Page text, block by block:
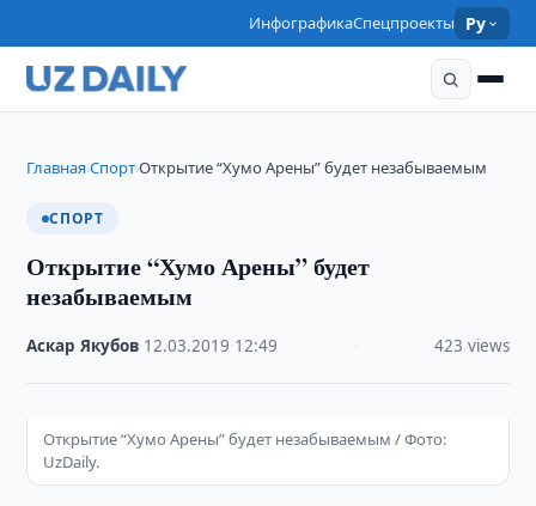
ИнфографикаСпецпроекты Ру
Главная›Спорт›Открытие “Хумо Арены” будет незабываемым
СПОРТ
Открытие “Хумо Арены” будет
незабываемым
Аскар Якубов 12.03.2019 12:49 423 views
Открытие “Хумо Арены” будет незабываемым / Фото:
UzDaily.